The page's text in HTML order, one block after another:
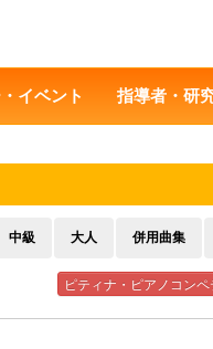
イベント 指導者・研
中級 大人 併用曲集
ピティナ・ピアノコン